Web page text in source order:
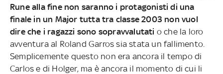
Rune alla fine non saranno i protagonisti di una
finale in un Major tutta tra classe 2003 non vuol
dire che i ragazzi sono sopravvalutati o che la loro
avventura al Roland Garros sia stata un fallimento.
Semplicemente questo non era ancora il tempo di
Carlos e di Holger, ma è ancora il momento di cui li